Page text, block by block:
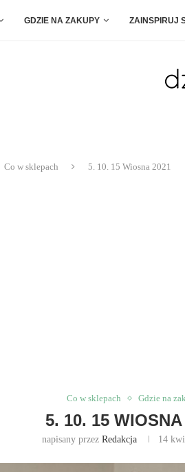
GDZIE NA ZAKUPY ZAINSPIRUJ
Co w sklepach 5. 10. 15 Wiosna 2021
Co w sklepach Gdzie na
5. 10. 15
napisany przezRedakcja 14